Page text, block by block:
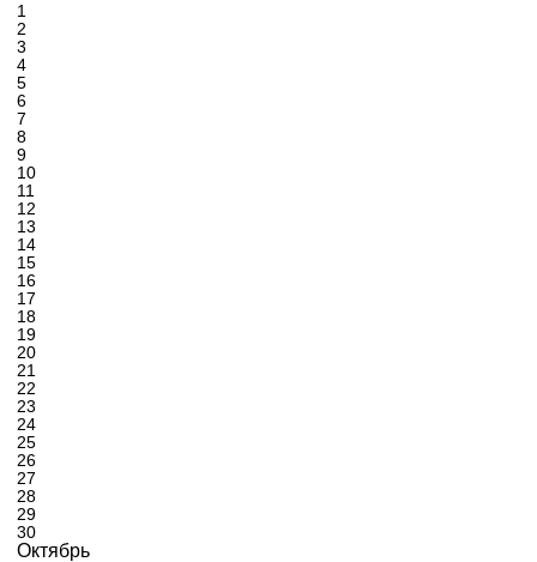
1
2
3
4
5
6
7
8
9
10
11
12
13
14
15
16
17
18
19
20
21
22
23
24
25
26
27
28
29
30
Октябрь